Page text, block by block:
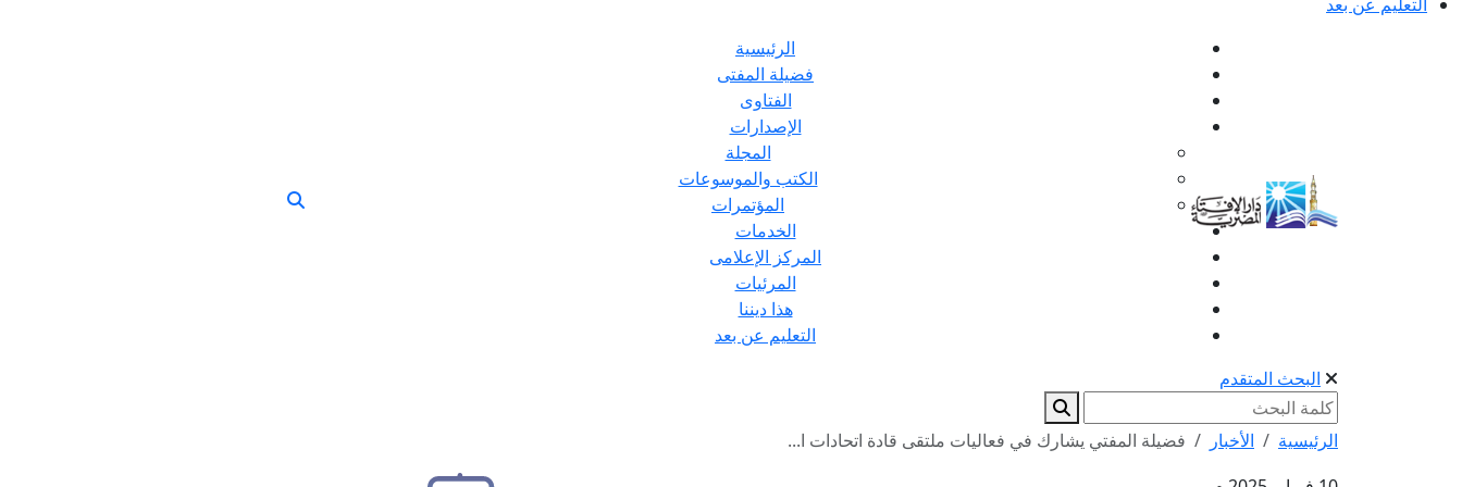
الرئيسية
فضيلة المفتى
الفتاوى
الإصدارات
المجلة
الكتب والموسوعات
المؤتمرات
الخدمات
المركز الإعلامى
المرئيات
هذا ديننا
التعليم عن بعد
البحث المتقدم
الرئيسية الأخبار
فضيلة المفتي يشارك في فعاليات ملتقى قادة اتحادات ا...